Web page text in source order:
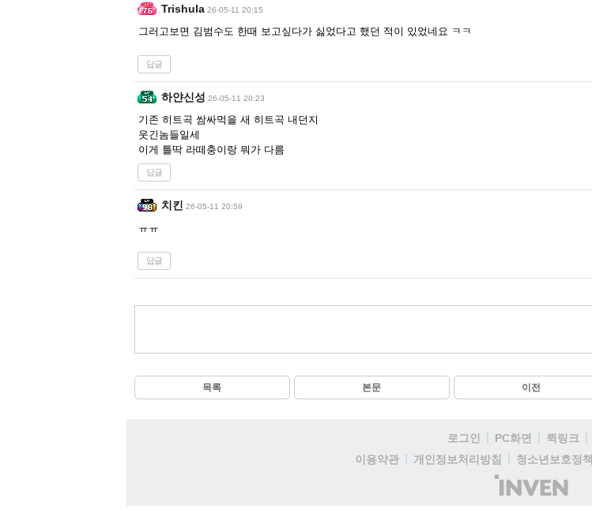
Trishula 26-05-11 20:15
그러고보면 김범수도 한때 보고싶다가 싫었다고 했던 적이 있었네요 ㅋㅋ
답글
하얀신성 26-05-11 20:23
기존 히트곡 쌈싸먹을 새 히트곡 내던지
웃긴놈들일세
이게 틀딱 라떼충이랑 뭐가 다름
답글
치킨 26-05-11 20:59
ㅠㅠ
답글
목록 본문 이전
로그인 PC화면 퀵링크
이용약관
개인정보처리방침 청소년보호정책
(주)
인